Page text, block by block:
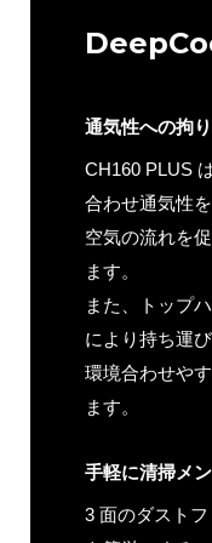
通気性への拘り
CH160 PLUS
合わせ通気性
空気の流れを
ます。
また、トップ
により持ち運
環境合わせや
ます。
手軽に清掃メ
3 面のダスト